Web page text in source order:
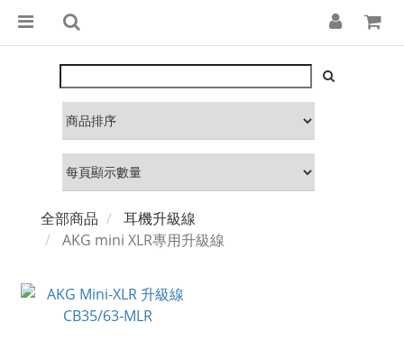
全部商品
耳機升級線
AKG mini XLR專用升級線